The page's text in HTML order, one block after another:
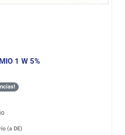
1 W 5%
(a DE)